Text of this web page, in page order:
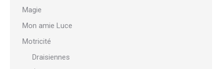
Magie
Mon amie Luce
Motricité
Draisiennes